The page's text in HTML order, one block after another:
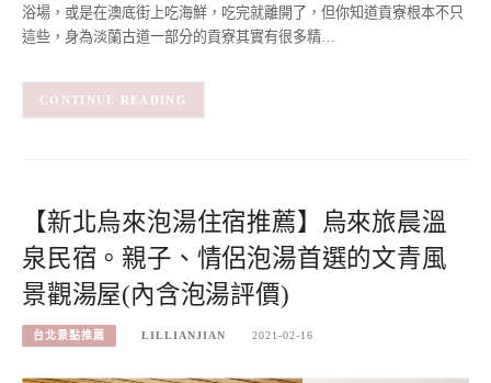
浴場，或是在澳底街上吃海鮮，吃完就離開了，但你知道貢寮根本不只
這些，身為淡蘭古道一部分的貢寮其實有很多精…
CONTINUE READING
【新北烏來泡湯住宿推薦】烏來旅晨溫
泉民宿。親子、情侶泡湯首選的文青風
景觀湯屋(內含泡湯評價)
台北景點推薦 LILLIANJIAN 2021-02-16